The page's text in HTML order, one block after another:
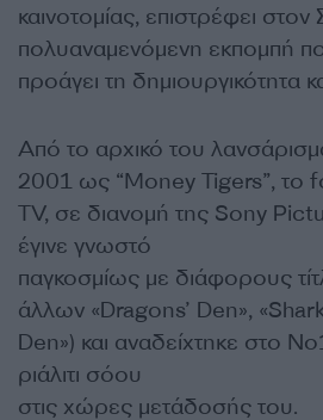
καινοτομίας, επιστρέφει στον
πολυαναμενόμενη εκπομπή
προάγει τη δημιουργικότητα
Από το αρχικό του
2001 ως “Money Tigers”, το
TV, σε διανομή της Sony
έγινε γνωστό
παγκοσμίως με διάφορους
άλλων «Dragons’ Den»,
Den») και αναδείχτηκε στο
ριάλιτι σόου
στις χώρες μετάδοσής του.